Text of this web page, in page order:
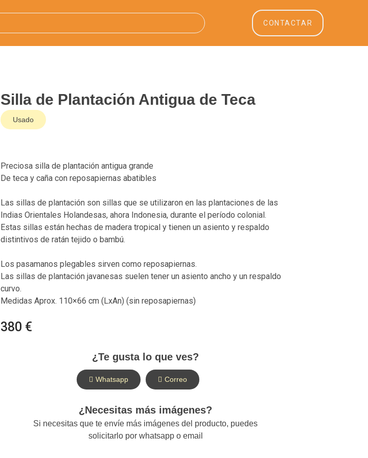
CONTACTAR
Silla de Plantación Antigua de Teca
Usado
Preciosa silla de plantación antigua grande
De teca y caña con reposapiernas abatibles
Las sillas de plantación son sillas que se utilizaron en las plantaciones de las
Indias Orientales Holandesas, ahora Indonesia, durante el período colonial.
Estas sillas están hechas de madera tropical y tienen un asiento y respaldo
distintivos de ratán tejido o bambú.
Los pasamanos plegables sirven como reposapiernas.
Las sillas de plantación javanesas suelen tener un asiento ancho y un respaldo
curvo.
Medidas Aprox. 110×66 cm (LxAn) (sin reposapiernas)
380 €
¿Te gusta lo que ves?
Whatsapp Correo
¿Necesitas más imágenes?
Si necesitas que te envíe más imágenes del producto, puedes
solicitarlo por whatsapp o email